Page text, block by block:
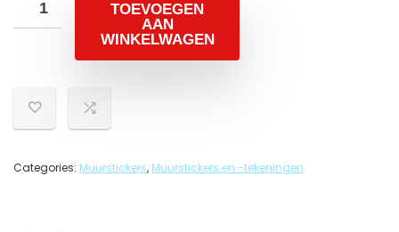
TOEVOEGEN
AAN
WINKELWAGEN
Categories: Muurstickers, Muurstickers en -tekeningen